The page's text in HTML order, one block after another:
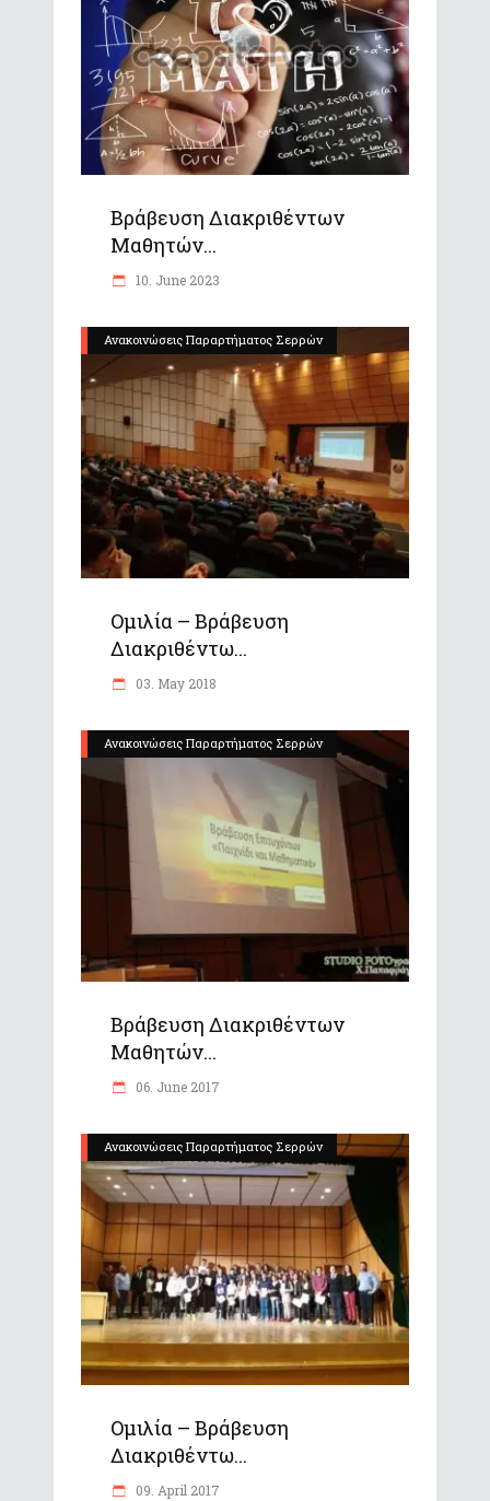
Βράβευση Διακριθέντων
Μαθητών...
10. June 2023
Ανακοινώσεις Παραρτήματος Σερρών
Ομιλία – Βράβευση
Διακριθέντω...
03. May 2018
Ανακοινώσεις Παραρτήματος Σερρών
Βράβευση Διακριθέντων
Μαθητών...
06. June 2017
Ανακοινώσεις Παραρτήματος Σερρών
Ομιλία – Βράβευση
Διακριθέντω...
09. April 2017